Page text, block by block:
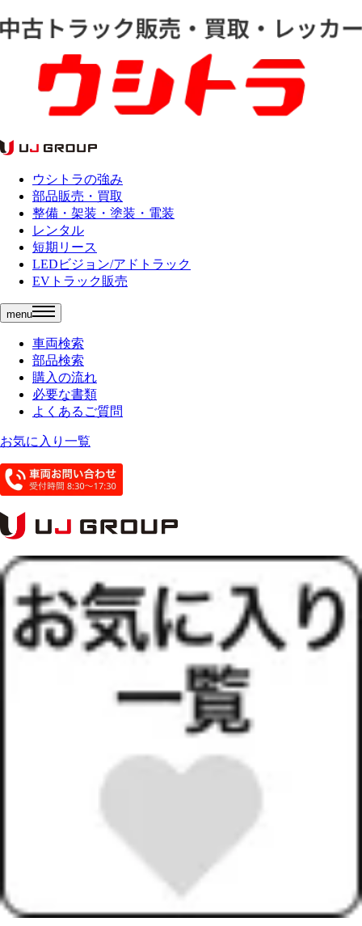
ウシトラの強み
部品販売・買取
整備・架装・塗装・電装
レンタル
短期リース
LEDビジョン/アドトラック
EVトラック販売
menu
車両検索
部品検索
購入の流れ
必要な書類
よくあるご質問
お気に入り一覧